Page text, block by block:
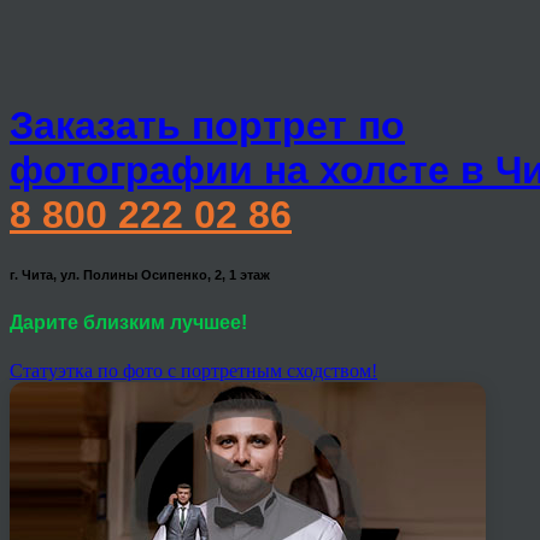
Заказать портрет по
фотографии на холсте в
8 800 222 02 86
г. Чита, ул. Полины Осипенко, 2, 1 этаж
Дарите близким лучшее!
Статуэтка по фото с портретным сходством!